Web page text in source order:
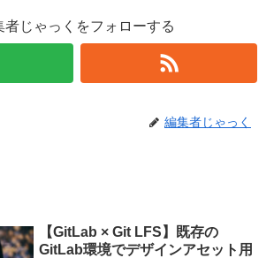
者じゃっくをフォローする
編集者じゃっく
【GitLab × Git LFS】既存の
GitLab環境でデザインアセット用